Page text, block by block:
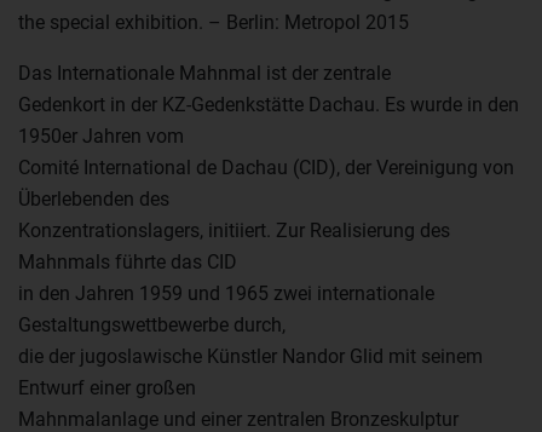
the special exhibition. – Berlin: Metropol 2015
Das Internationale Mahnmal ist der zentrale
Gedenkort in der KZ-Gedenkstätte Dachau. Es wurde in den
1950er Jahren vom
Comité International de Dachau (CID), der Vereinigung von
Überlebenden des
Konzentrationslagers, initiiert. Zur Realisierung des
Mahnmals führte das CID
in den Jahren 1959 und 1965 zwei internationale
Gestaltungswettbewerbe durch,
die der jugoslawische Künstler Nandor Glid mit seinem
Entwurf einer großen
Mahnmalanlage und einer zentralen Bronzeskulptur